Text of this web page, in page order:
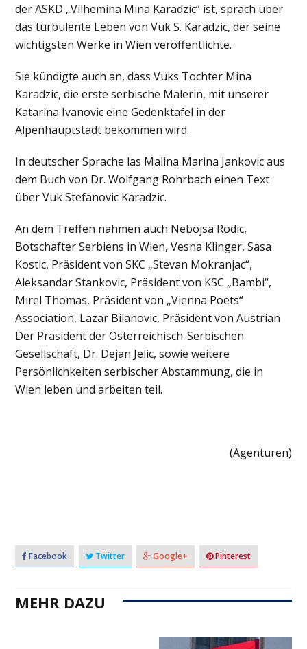
der ASKD „Vilhemina Mina Karadzic“ ist, sprach über
das turbulente Leben von Vuk S. Karadzic, der seine
wichtigsten Werke in Wien veröffentlichte.
Sie kündigte auch an, dass Vuks Tochter Mina
Karadzic, die erste serbische Malerin, mit unserer
Katarina Ivanovic eine Gedenktafel in der
Alpenhauptstadt bekommen wird.
In deutscher Sprache las Malina Marina Jankovic aus
dem Buch von Dr. Wolfgang Rohrbach einen Text
über Vuk Stefanovic Karadzic.
An dem Treffen nahmen auch Nebojsa Rodic,
Botschafter Serbiens in Wien, Vesna Klinger, Sasa
Kostic, Präsident von SKC „Stevan Mokranjac“,
Aleksandar Stankovic, Präsident von KSC „Bambi“,
Mirel Thomas, Präsident von „Vienna Poets“
Association, Lazar Bilanovic, Präsident von Austrian
Der Präsident der Österreichisch-Serbischen
Gesellschaft, Dr. Dejan Jelic, sowie weitere
Persönlichkeiten serbischer Abstammung, die in
Wien leben und arbeiten teil.
(Agenturen)
Facebook Twitter Google+ Pinterest
MEHR DAZU